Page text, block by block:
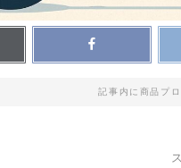
記事内に商品プ